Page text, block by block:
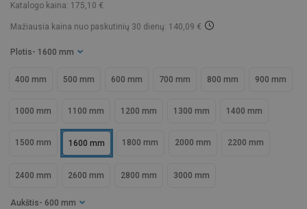
Katalogo kaina: 175,10 €
Mažiausia kaina nuo paskutinių 30 dienų: 140,09 €
Plotis - 1600 mm
400 mm 500 mm 600 mm 700 mm 800 mm 900 mm
1000 mm 1100 mm 1200 mm 1300 mm 1400 mm
1500 mm 1600 mm 1800 mm 2000 mm 2200 mm
2400 mm 2600 mm 2800 mm 3000 mm
Aukštis - 600 mm